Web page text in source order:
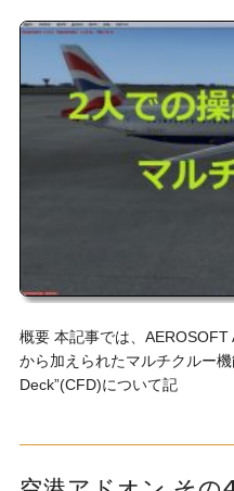
概要 本記事では、
から加えられたマルチクルー
Deck”(CFD)について記